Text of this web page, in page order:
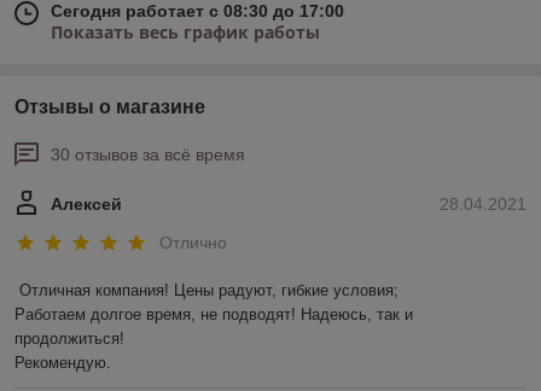
Сегодня работает с 08:30 до 17:00
Показать весь график работы
Отзывы о магазине
30 отзывов за всё время
28.04.2021
Алексей
Отлично
Отличная компания! Цены радуют, гибкие условия;
Работаем долгое время, не подводят! Надеюсь, так и
продолжиться!
Рекомендую.